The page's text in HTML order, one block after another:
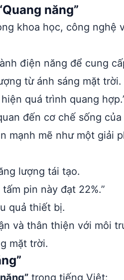
năng”
khoa học, công nghệ
điện năng để cung
từ ánh sáng mặt trời.
quá trình quang
đến cơ chế sống của
mạnh mẽ như một giải
lượng tái tạo.
pin này đạt 22%.”
quả thiết bị.
và thân thiện với môi
mặt trời.
trong tiếng Việt: